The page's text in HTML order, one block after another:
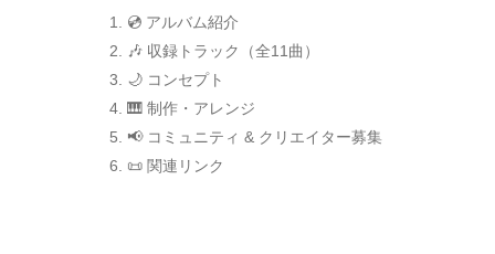
💿 アルバム紹介
🎶 収録トラック（全11曲）
🌙 コンセプト
🎹 制作・アレンジ
📢 コミュニティ & クリエイター募集
📜 関連リンク